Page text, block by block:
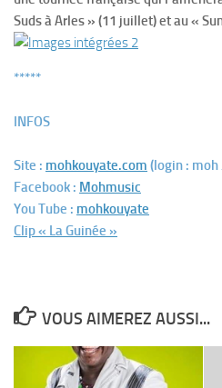
Suds à Arles » (11 juillet) et au «
*****
INFOS
Site : mohkouyate.com (login :
Facebook : Mohmusic
You Tube : mohkouyate
Clip « La Guinée »
VOUS AIMEREZ AUSSI...